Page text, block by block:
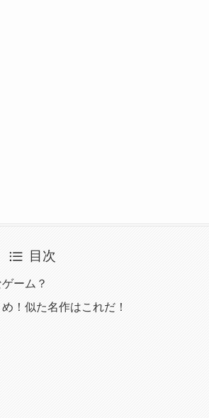
目次
ーム？
！似た名作はこれだ！